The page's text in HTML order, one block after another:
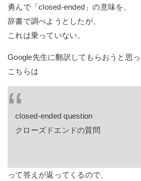
勇んで「closed-ended」の意味を、
辞書で調べようとしたが、
これは乗っていない。
Google先生に翻訳してもらおうと思っ
こちらは
closed-ended question
クローズドエンドの質問
って答えが返ってくるので、